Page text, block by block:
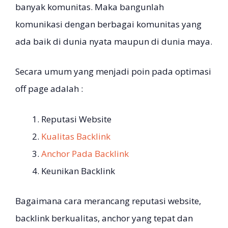
banyak komunitas. Maka bangunlah
komunikasi dengan berbagai komunitas yang
ada baik di dunia nyata maupun di dunia maya.
Secara umum yang menjadi poin pada optimasi
off page adalah :
Reputasi Website
Kualitas Backlink
Anchor Pada Backlink
Keunikan Backlink
Bagaimana cara merancang reputasi website,
backlink berkualitas, anchor yang tepat dan